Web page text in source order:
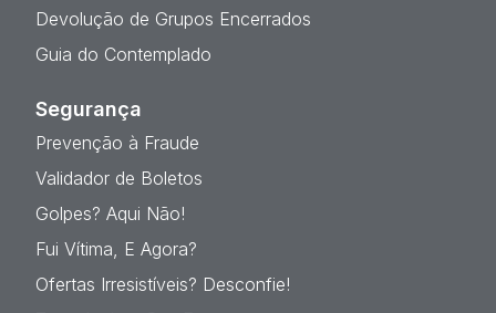
Devolução de Grupos Encerrados
Guia do Contemplado
Segurança
Prevenção à Fraude
Validador de Boletos
Golpes? Aqui Não!
Fui Vítima, E Agora?
Ofertas Irresistíveis? Desconfie!